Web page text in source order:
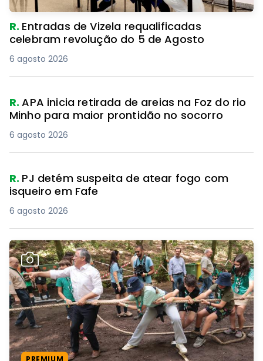
R. Entradas de Vizela requalificadas
celebram revolução do 5 de Agosto
6 agosto 2026
R.APA inicia retirada de areias na Foz do rio
Minho para maior prontidão no socorro
6 agosto 2026
R. PJ detém suspeita de atear fogo com
isqueiro em Fafe
6 agosto 2026
PREMIUM